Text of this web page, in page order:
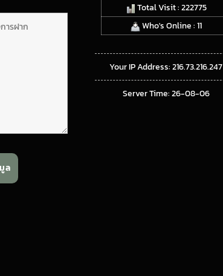
Total Visit : 222775
Who's Online : 11
Your IP Address: 216.73.216.247
Server Time: 26-08-06